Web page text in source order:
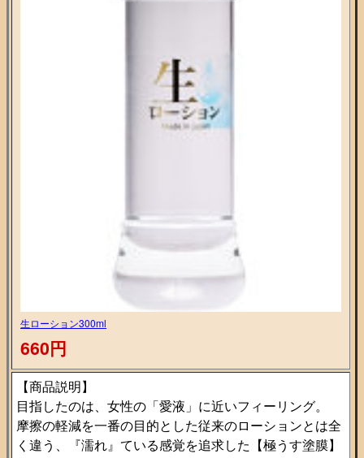
生ローション300ml
660円
【商品説明】
目指したのは、女性の「愛液」に近いフィーリング。
摩擦の軽減を一番の目的とした従来のローションとは全
く違う、『濡れ』ている感覚を追求した【極うす塗膜】